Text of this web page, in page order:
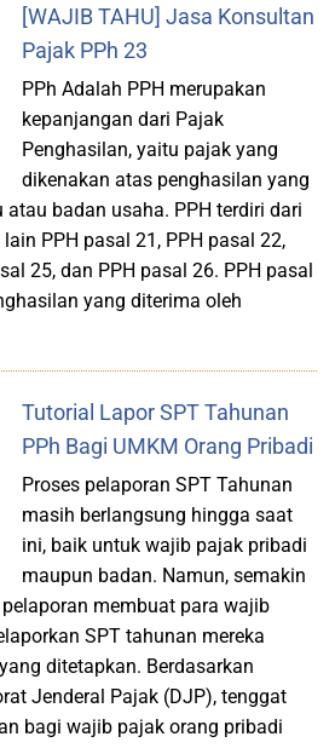
[WAJIB TAHU] Jasa Konsultan
Pajak PPh 23
PPh Adalah PPH merupakan
kepanjangan dari Pajak
Penghasilan, yaitu pajak yang
dikenakan atas penghasilan yang
badan usaha. PPH terdiri dari
PPH pasal 21, PPH pasal 22,
25, dan PPH pasal 26. PPH pasal
yang diterima oleh
Tutorial Lapor SPT Tahunan
PPh Bagi UMKM Orang Pribadi
Proses pelaporan SPT Tahunan
masih berlangsung hingga saat
ini, baik untuk wajib pajak pribadi
maupun badan. Namun, semakin
membuat para wajib
SPT tahunan mereka
ditetapkan. Berdasarkan
Jenderal Pajak (DJP), tenggat
bagi wajib pajak orang pribadi